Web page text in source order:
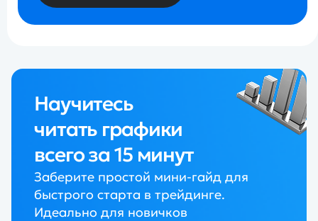
Научитесь
читать графики
всего за 15 минут
Заберите простой мини-гайд для
быстрого старта в трейдинге.
Идеально для новичков